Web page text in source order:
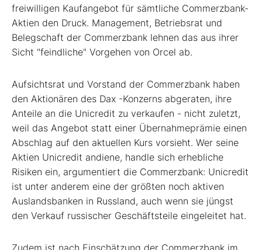
freiwilligen Kaufangebot für sämtliche Commerzbank-
Aktien den Druck. Management, Betriebsrat und
Belegschaft der Commerzbank lehnen das aus ihrer
Sicht "feindliche" Vorgehen von Orcel ab.
Aufsichtsrat und Vorstand der Commerzbank haben
den Aktionären des Dax -Konzerns abgeraten, ihre
Anteile an die Unicredit zu verkaufen - nicht zuletzt,
weil das Angebot statt einer Übernahmeprämie einen
Abschlag auf den aktuellen Kurs vorsieht. Wer seine
Aktien Unicredit andiene, handle sich erhebliche
Risiken ein, argumentiert die Commerzbank: Unicredit
ist unter anderem eine der größten noch aktiven
Auslandsbanken in Russland, auch wenn sie jüngst
den Verkauf russischer Geschäftsteile eingeleitet hat.
Zudem ist nach Einschätzung der Commerzbank im